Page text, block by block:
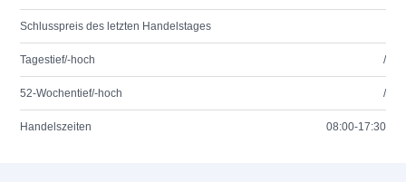
Schlusspreis des letzten Handelstages
Tagestief/-hoch /
52-Wochentief/-hoch /
Handelszeiten 08:00-17:30